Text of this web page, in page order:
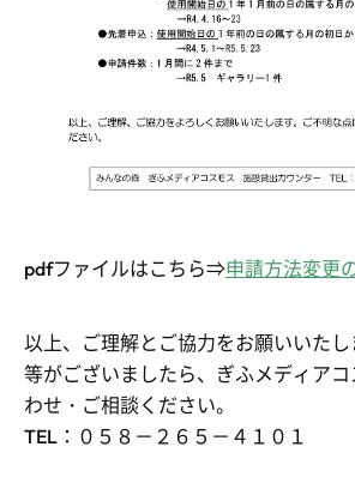
pdfファイルはこちら⇒申請方法変更
以上、ご理解とご協力をお願いいたし
等がございましたら、ぎふメディア
わせ・ご相談ください。
TEL：０５８－２６５－４１０１